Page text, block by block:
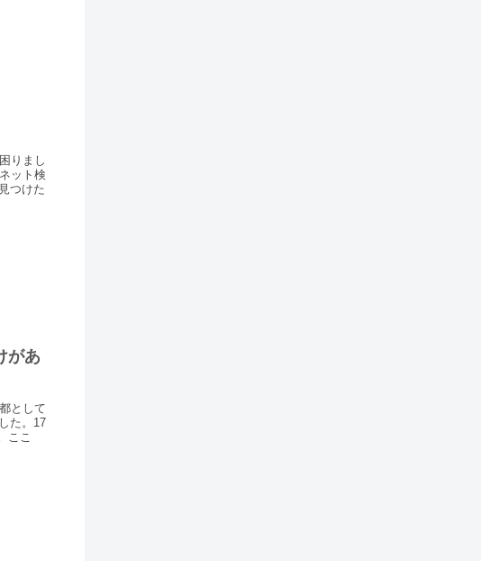
りまし
ット検
つけた
があ
として
た。17
ここ